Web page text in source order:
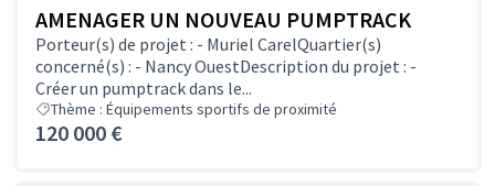
AMENAGER UN NOUVEAU PUMPTRACK
Porteur(s) de projet : - Muriel CarelQuartier(s)
concerné(s) : - Nancy OuestDescription du projet : -
Créer un pumptrack dans le...
Thème : Équipements sportifs de proximité
120 000 €